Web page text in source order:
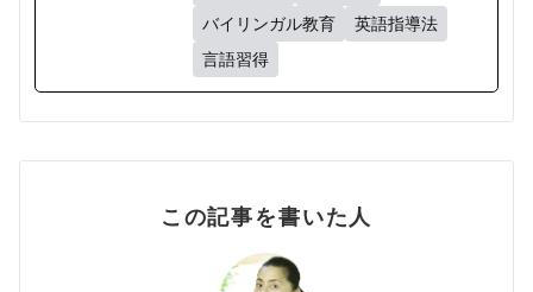
バイリンガル教育
英語指導法
言語習得
この記事を書いた人